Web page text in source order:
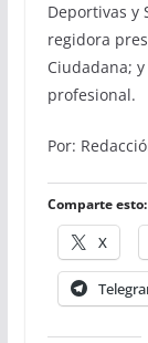
Deportivas y
regidora
Ciudadana;
profesional.
Por:
Comparte esto:
X